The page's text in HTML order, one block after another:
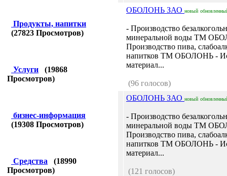
Продукты, напитки
(27823 Просмотров)
Услуги (19868
Просмотров)
бизнес-информация
(19308 Просмотров)
Средства (18990
Просмотров)
ОБОЛОНЬ ЗАО новый
- Производство
минеральной воды ТМ
Производство пива,
напитков ТМ ОБОЛОНЬ -
материал...
(96 голосов)
ОБОЛОНЬ ЗАО новый
- Производство
минеральной воды ТМ
Производство пива,
напитков ТМ ОБОЛОНЬ -
материал...
(121 голосов)